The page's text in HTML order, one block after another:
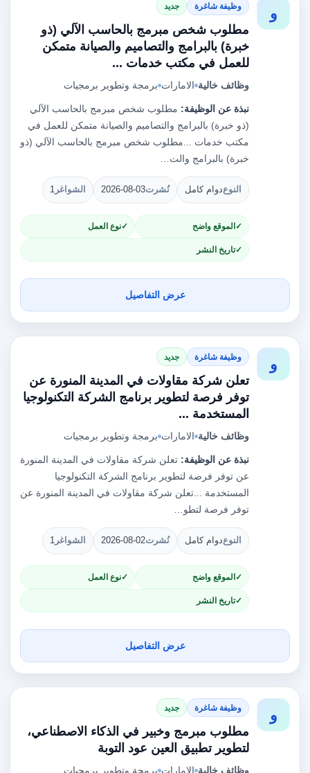
و وظيفة شاغرة جديد
مطلوب شخص مبرمج بالحاسب الآلي (ذو
خبرة) بالبرامج والتصاميم والصيانة متمكن
للعمل في مكتب خدمات ...
وظائف خالية الامارات برمجة وتطوير برمجيات
نبذة عن الوظيفة: مطلوب شخص مبرمج بالحاسب الآلي
(ذو خبرة) بالبرامج والتصاميم والصيانة متمكن للعمل في
مكتب خدمات ...مطلوب شخص مبرمج بالحاسب الآلي (ذو
خبرة) بالبرامج والت…
النوعدوام كامل نُشرت2026-08-03 الشواغر 1
الموقع واضح نوع العمل
تاريخ النشر
عرض التفاصيل
و وظيفة شاغرة جديد
تعلن شركة مقاولات في المدينة المنورة عن
توفر فرصة لتطوير برنامج الشركة التكنولوجيا
المستخدمة ...
وظائف خالية الامارات برمجة وتطوير برمجيات
نبذة عن الوظيفة: تعلن شركة مقاولات في المدينة المنورة
عن توفر فرصة لتطوير برنامج الشركة التكنولوجيا
المستخدمة ...تعلن شركة مقاولات في المدينة المنورة عن
توفر فرصة لتطو…
النوعدوام كامل نُشرت2026-08-02 الشواغر 1
الموقع واضح نوع العمل
تاريخ النشر
عرض التفاصيل
و وظيفة شاغرة جديد
مطلوب مبرمج وخبير في الذكاء الاصطناعي،
لتطوير تطبيق العين عود التوبة
وظائف خالية الامارات برمجة وتطوير برمجيات